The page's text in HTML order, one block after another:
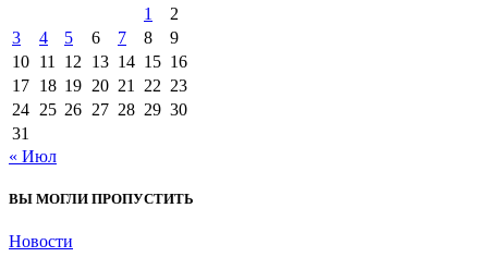
1
2
3
4 5 6 7 8
9
10 11 12 13 14 15 16
17 18 19 20 21 22 23
24 25 26 27 28 29 30
31
« Июл
ВЫ МОГЛИ ПРОПУСТИТЬ
Новости